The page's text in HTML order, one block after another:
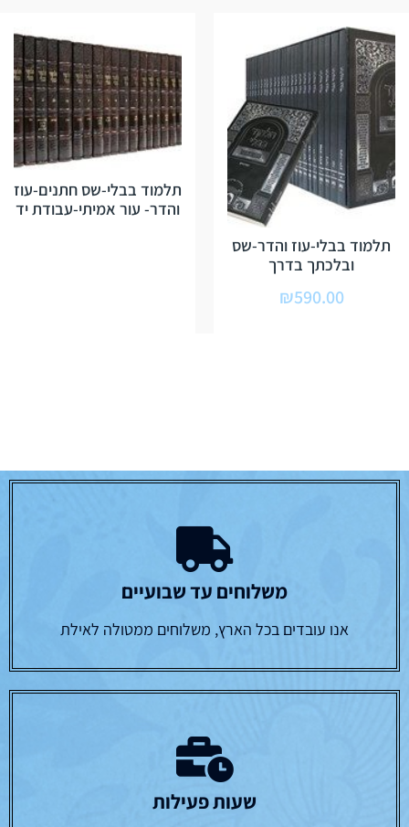
תלמוד בבלי-עוז והדר-שס
ובלכתך בדרך
₪590.00
תלמוד בבלי-שס חתנים-עוז
והדר- עור אמיתי-עבודת יד
משלוחים עד שבועיים
אנו עובדים בכל הארץ, משלוחים ממטולה לאילת
שעות פעילות